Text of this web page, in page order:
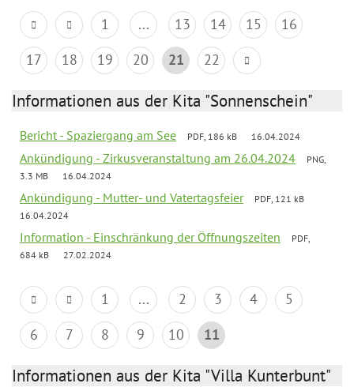
1 ... 13 14 15
16
17
18 19 20 21 22
Informationen aus der Kita "Sonnenschein"
Bericht - Spaziergang am See PDF, 186 kB 16.04.2024
Ankündigung - Zirkusveranstaltung am 26.04.2024
PNG,
3.3 MB
16.04.2024
Ankündigung - Mutter- und Vatertagsfeier
PDF, 121 kB
16.04.2024
Information - Einschränkung der Öffnungszeiten
PDF,
684 kB
27.02.2024
1 ... 2 3 4
5
6
7 8 9 10 11
Informationen aus der Kita "Villa Kunterbunt"